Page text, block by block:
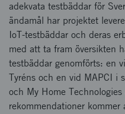
adekvata testbäddar för
ändamål har projektet
IoT-testbäddar och deras
med att ta fram översikten
testbäddar genomförts: en
Tyréns och en vid MAPCI i
och My Home
rekommendationer